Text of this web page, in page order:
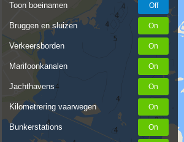
Toon boeinamen
Bruggen en sluizen
Verkeersborden
Marifoonkanalen
Jachthavens
Kilometrering vaarwegen
Bunkerstations